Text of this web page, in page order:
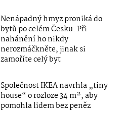
Nenápadný hmyz proniká do
bytů po celém Česku. Při
nahánění ho nikdy
nerozmáčkněte, jinak si
zamoříte celý byt
Společnost IKEA navrhla „tiny
house“ o rozloze 34 m², aby
pomohla lidem bez peněz